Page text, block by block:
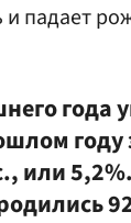
и падает
года
году
или